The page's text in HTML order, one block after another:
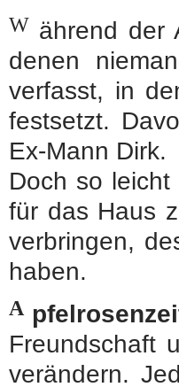
W ährend der
denen
verfasst, in
festsetzt.
Ex-Mann Dirk.
Doch so
für das Haus
verbringen,
haben.
A
Freundschaft
verändern.